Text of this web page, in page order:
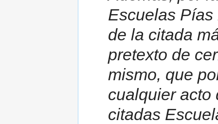
Escuelas Pías
de la citada
pretexto de
mismo, que
cualquier acto
citadas